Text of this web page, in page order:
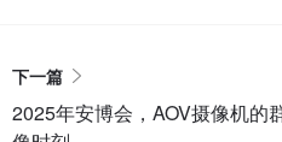
下一篇
2025年安博会，AOV摄像机的